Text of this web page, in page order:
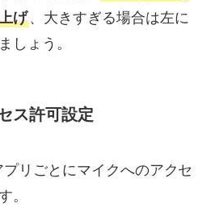
げ、大きすぎる場合は左に
しょう。
ス許可設定
リごとにマイクへのアクセ
。